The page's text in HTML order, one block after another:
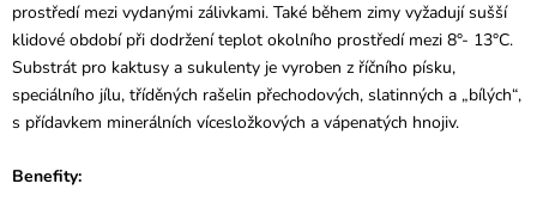
prostředí mezi vydanými zálivkami. Také během zimy vyžadují sušší
klidové období při dodržení teplot okolního prostředí mezi 8°- 13°C.
Substrát pro kaktusy a sukulenty je vyroben z říčního písku,
speciálního jílu, tříděných rašelin přechodových, slatinných a „bílých“,
s přídavkem minerálních vícesložkových a vápenatých hnojiv.
Benefity: